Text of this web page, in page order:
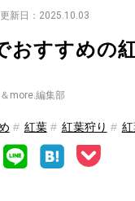
更新日：2025.10.03
おすすめの
more.編集部
紅葉 紅葉狩り 紅